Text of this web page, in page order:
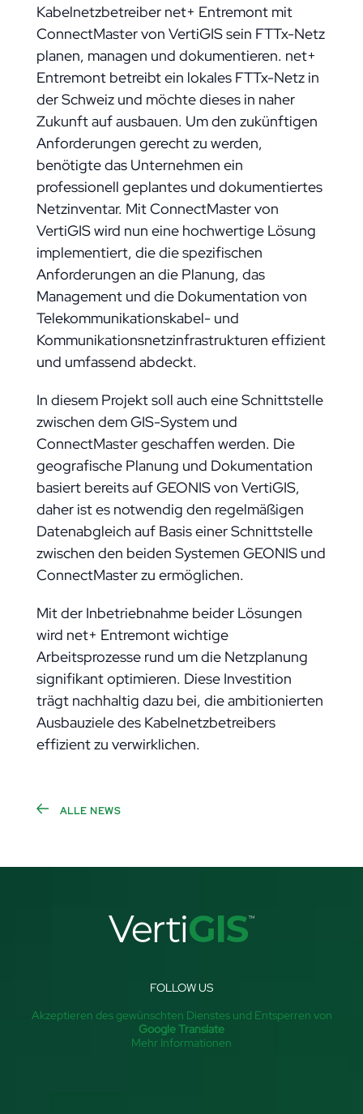
Kabelnetzbetreiber net+ Entremont mit
ConnectMaster von VertiGIS sein FTTx-Netz
planen, managen und dokumentieren. net+
Entremont betreibt ein lokales FTTx-Netz in
der Schweiz und möchte dieses in naher
Zukunft auf ausbauen. Um den zukünftigen
Anforderungen gerecht zu werden,
benötigte das Unternehmen ein
professionell geplantes und dokumentiertes
Netzinventar. Mit ConnectMaster von
VertiGIS wird nun eine hochwertige Lösung
implementiert, die die spezifischen
Anforderungen an die Planung, das
Management und die Dokumentation von
Telekommunikationskabel- und
Kommunikationsnetzinfrastrukturen effizient
und umfassend abdeckt.
In diesem Projekt soll auch eine Schnittstelle
zwischen dem GIS-System und
ConnectMaster geschaffen werden. Die
geografische Planung und Dokumentation
basiert bereits auf GEONIS von VertiGIS,
daher ist es notwendig den regelmäßigen
Datenabgleich auf Basis einer Schnittstelle
zwischen den beiden Systemen GEONIS und
ConnectMaster zu ermöglichen.
Mit der Inbetriebnahme beider Lösungen
wird net+ Entremont wichtige
Arbeitsprozesse rund um die Netzplanung
signifikant optimieren. Diese Investition
trägt nachhaltig dazu bei, die ambitionierten
Ausbauziele des Kabelnetzbetreibers
effizient zu verwirklichen.
ALLE NEWS
FOLLOW US
Akzeptieren des gewünschten Dienstes und Entsperren von
Google Translate
Mehr Informationen